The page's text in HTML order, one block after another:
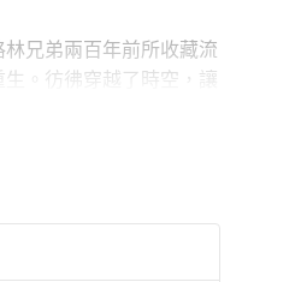
兄弟兩百年前所收藏流
。彷彿穿越了時空，讓